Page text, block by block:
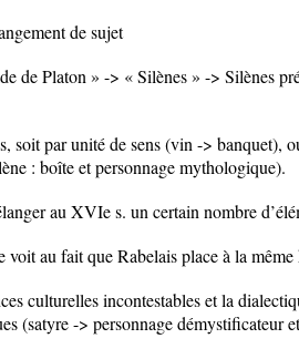
de sujet
de Platon » -> « Silènes » -> Silènes
soit par unité de sens (vin -> banquet),
: boîte et personnage mythologique).
au XVIe s. un certain nombre
au fait que Rabelais place à la même
culturelles incontestables et la
(satyre -> personnage démystificateur